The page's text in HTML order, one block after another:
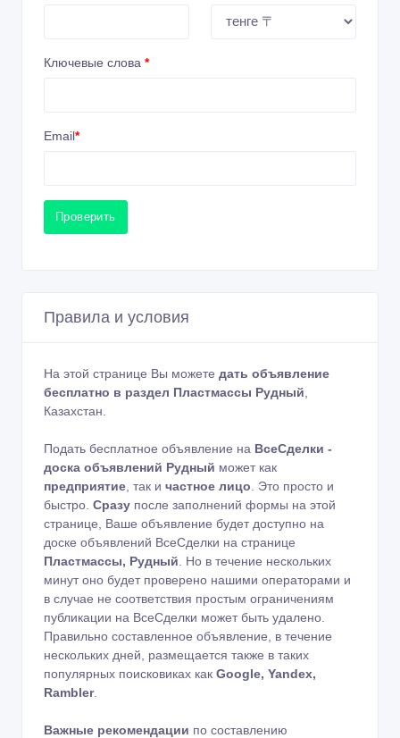
Ключевые слова *
Email*
Проверить
Правила и условия
На этой странице Вы можете дать объявление
бесплатно в раздел Пластмассы Рудный
Казахстан.
Подать бесплатное объявление на ВсеСделки -
доска объявлений Рудный может как
предприятие , так и частное лицо . Это просто и
быстро. Сразу после заполнений формы на этой
странице, Ваше объявление будет доступно на
доске объявлений ВсеСделки на странице
Пластмассы, Рудный . Но в течение нескольких
минут оно будет проверено нашими операторами и
в случае не соответствия простым ограничениям
публикации на ВсеСделки может быть удалено.
Правильно составленное объявление, в течение
нескольких дней, размещается также в таких
популярных поисковиках как Google, Yandex,
Rambler.
Важные рекомендации по составлению